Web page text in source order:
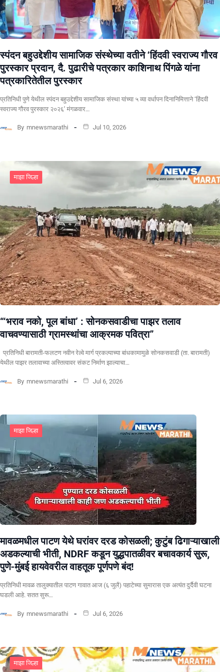
स्पंदन बहुउद्देशीय सामाजिक संस्थेच्या वतीने ‘हिंदवी स्वराज्य गौरव
पुरस्कार प्रदान, दै. पुढारीचे पत्रकार काशिनाथ पिंगळे यांना
पत्रकारितेतील पुरस्कार
प्रतिनिधी पुणे येथील स्पंदन बहुउद्देशीय सामाजिक संस्था यांच्या ५ व्या वर्धापन दिनानिमित्ताने ‘हिंदवी
स्वराज्य गौरव पुरस्कार २०२६’ मंगळवार…
By mnewsmarathi Jul 10, 2026
माझा जिल्हा
“‘भराव नको, पूल बांधा’ : सोनकसवाडीचा पाझर तलाव
वाचवण्यासाठी ग्रामस्थांचा आक्रमक पवित्रा”
प्रतिनिधी बारामती-फलटण नवीन रेल्वे मार्ग प्रकल्पाच्या बांधकामामुळे सोनकसवाडी (ता. बारामती)
येथील पाझर तलावाच्या अस्तित्वावर संकट निर्माण झाल्याचा…
By mnewsmarathi Jul 6, 2026
माझा जिल्हा
मावळमधील पाटण येथे घरांवर दरड कोसळली; कुटुंब ढिगाऱ्याखाली
अडकल्याची भीती, NDRF कडून युद्धपातळीवर बचावकार्य सुरू,
पुणे-मुंबई हायवेवरील वाहतूक पूर्णपणे बंद!
​प्रतिनिधी मावळ तालुक्यातील पाटण गावात आज (६ जुलै) पहाटेच्या सुमारास एक अत्यंत दुर्दैवी घटना
घडली आहे. सतत सुरू…
By mnewsmarathi Jul 6, 2026
माझा जिल्हा